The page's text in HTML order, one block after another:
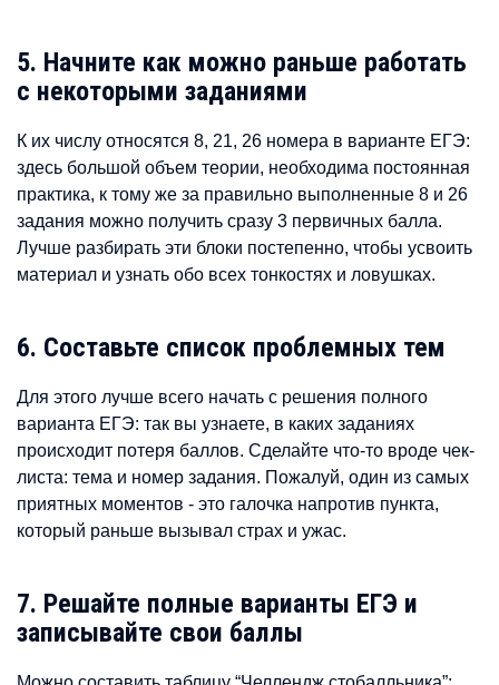
5. Начните как можно раньше работать
с некоторыми заданиями
К их числу относятся 8, 21, 26 номера в варианте ЕГЭ:
здесь большой объем теории, необходима постоянная
практика, к тому же за правильно выполненные 8 и 26
задания можно получить сразу 3 первичных балла.
Лучше разбирать эти блоки постепенно, чтобы усвоить
материал и узнать обо всех тонкостях и ловушках.
6. Составьте список проблемных тем
Для этого лучше всего начать с решения полного
варианта ЕГЭ: так вы узнаете, в каких заданиях
происходит потеря баллов. Сделайте что-то вроде чек-
листа: тема и номер задания. Пожалуй, один из самых
приятных моментов - это галочка напротив пункта,
который раньше вызывал страх и ужас.
7. Решайте полные варианты ЕГЭ и
записывайте свои баллы